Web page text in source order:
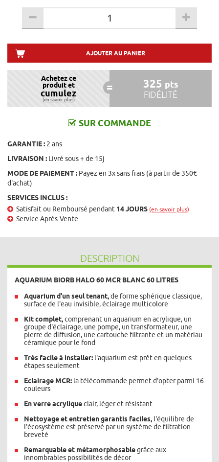
AJOUTER AU PANIER
Achetez ce
produit et
cumulez
(en savoir plus)
325 pts
FIDÉLITÉ
SUR COMMANDE
GARANTIE : 2 ans
LIVRAISON : Livré sous + de 15j
MODE DE PAIEMENT : Payez en 3x sans frais (à partir de 350€
d'achat)
SERVICES INCLUS :
Satisfait ou Remboursé pendant 14 JOURS (en savoir plus)
Service Après-Vente
DESCRIPTION
AQUARIUM BIORB HALO 60 MCR BLANC 60 LITRES
Aquarium d'un seul tenant,de forme sphérique classique,
surface de l'eau invisible, éclairage multicolore
Kit complet,comprenant un aquarium en acrylique, un
groupe d'éclairage, une pompe, un transformateur, une
pierre de diffusion, une cartouche filtrante et un matériau
céramique pour le fond
Très facile à installer: l'aquarium est prêt en quelques
étapes seulement
Eclairage MCR: la télécommande permet d'opter parmi 16
couleurs
En verre acryliqueclair, léger et résistant
Nettoyage et entretien garantis faciles, l'équilibre de
l'écosystème est préservé par un système de filtration
breveté
Remarquable et métamorphosablegrâce aux
innombrables possibilités de décor